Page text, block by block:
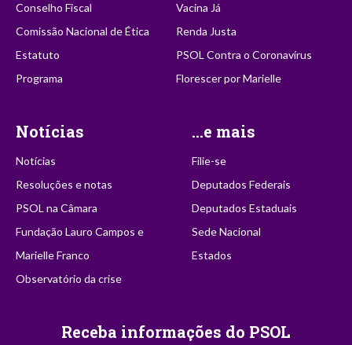
Conselho Fiscal
Comissão Nacional de Ética
Estatuto
Programa
Vacina Já
Renda Justa
PSOL Contra o Coronavírus
Florescer por Marielle
Notícias
Notícias
Resoluções e notas
PSOL na Câmara
Fundação Lauro Campos e
Marielle Franco
Observatório da crise
...e mais
Filie-se
Deputados Federais
Deputados Estaduais
Sede Nacional
Estados
Receba informações do PSOL